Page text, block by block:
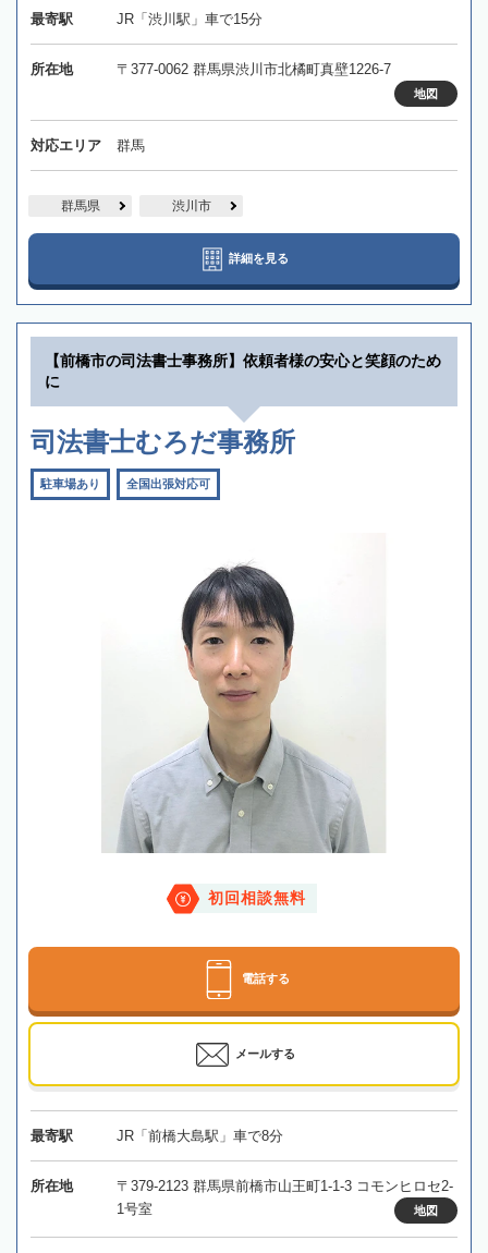
最寄駅 JR「渋川駅」車で15分
所在地 〒377-0062 群馬県渋川市北橘町真壁1226-7
地図
対応エリア 群馬
群馬県 渋川市
詳細を見る
【前橋市の司法書士事務所】依頼者様の安心と笑顔のため
に
司法書士むろだ事務所
駐車場あり 全国出張対応可
初回相談無料
電話する
メールする
最寄駅 JR「前橋大島駅」車で8分
所在地
〒379-2123 群馬県前橋市山王町1-1-3 コモンヒロセ2-
1号室
地図